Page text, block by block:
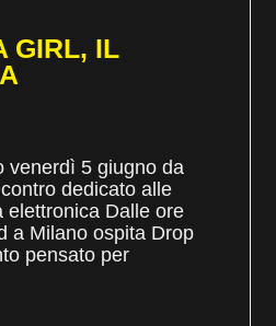
GIRL, IL
venerdì 5 giugno da
dedicato alle
elettronica Dalle ore
a Milano ospita Drop
pensato per